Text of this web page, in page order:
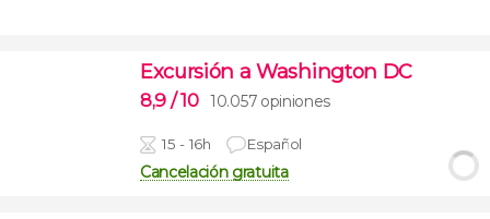
Excursión a Washington DC
8,9 / 10 10.057 opiniones
15 - 16h Español
Cancelación gratuita